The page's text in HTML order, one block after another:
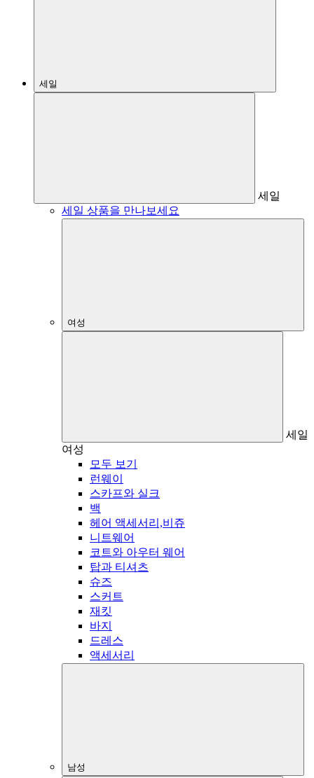
세일
세일
세일 상품을 만나보세요
여성
세일
여성
모두 보기
런웨이
스카프와 실크
백
헤어 액세서리,비쥬
니트웨어
코트와 아우터 웨어
탑과 티셔츠
슈즈
스커트
재킷
바지
드레스
액세서리
남성